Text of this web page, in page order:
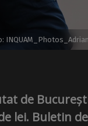
de
lei. Buletin de